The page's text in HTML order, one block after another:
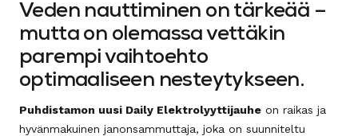
Veden nauttiminen on tärkeää –
mutta on olemassa vettäkin
parempi vaihtoehto
optimaaliseen nesteytykseen.
Puhdistamon uusi Daily Elektrolyyttijauhe on raikas ja
hyvänmakuinen janonsammuttaja, joka on suunniteltu